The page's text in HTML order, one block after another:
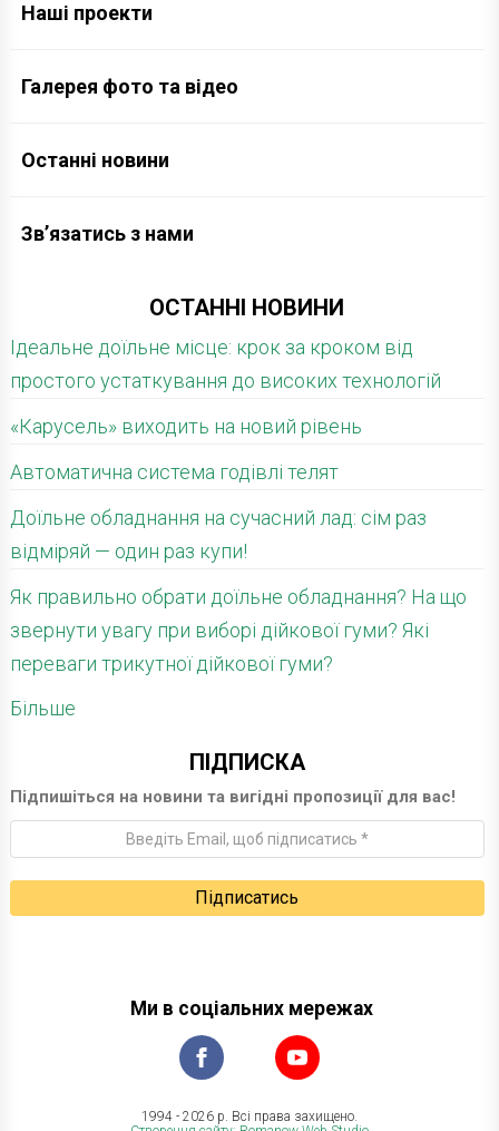
Наші проекти
Галерея фото та відео
Останні новини
Зв’язатись з нами
ОСТАННІ НОВИНИ
Ідеальне доїльне місце: крок за кроком від
простого устаткування до високих технологій
«Карусель» виходить на новий рівень
Автоматична система годівлі телят
Доїльне обладнання на сучасний лад: сім раз
відміряй — один раз купи!
Як правильно обрати доїльне обладнання? На що
звернути увагу при виборі дійкової гуми? Які
переваги трикутної дійкової гуми?
Більше
ПІДПИСКА
Підпишіться на новини та вигідні пропозиції для вас!
Ми в соціальних мережах
1994 - 2026 р. Всі права захищено.